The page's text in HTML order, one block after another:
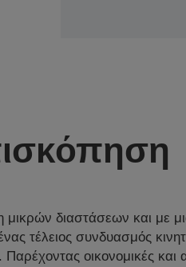
διαστάσεων και με
τέλειος συνδυασμός
Παρέχοντας οικονομικές και